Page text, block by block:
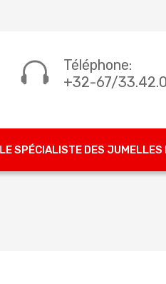
Téléphone:
+32-67/
SPÉCIALISTE DES JUMELLES